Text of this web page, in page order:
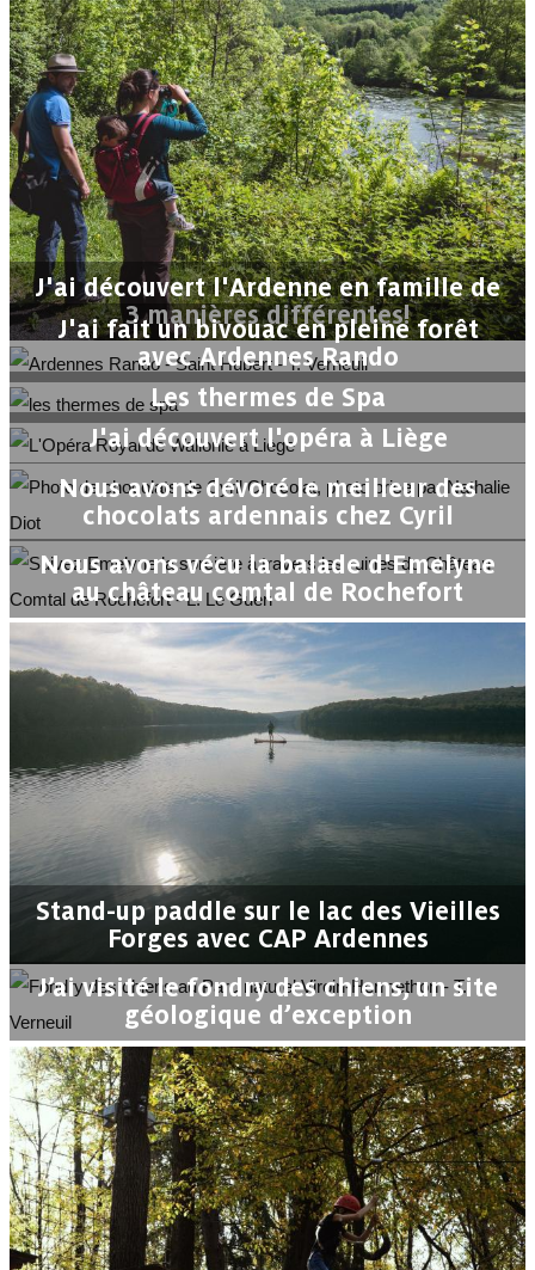
J'ai découvert l'Ardenne en famille de
3 manières différentes!
J'ai fait un bivouac en pleine forêt
avec Ardennes Rando
Les thermes de Spa
J'ai découvert l'opéra à Liège
Nous avons dévoré le meilleur des
chocolats ardennais chez Cyril
Nous avons vécu la balade d'Emelyne
au château comtal de Rochefort
Stand-up paddle sur le lac des Vieilles
Forges avec CAP Ardennes
J’ai visité le fondry des chiens, un site
géologique d’exception